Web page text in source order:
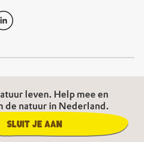
leven. Help mee en
de natuur in Nederland.
Sluit je aan
Statement
Cookies
Toegankelijkheid